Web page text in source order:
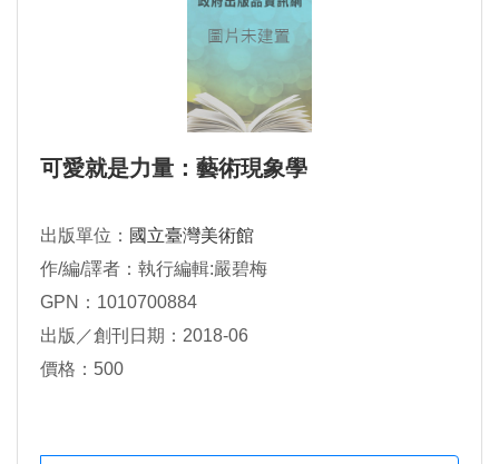
可愛就是力量：藝術現象學
出版單位： 國立臺灣美術館
作/編/譯者：執行編輯:嚴碧梅
GPN：1010700884
出版／創刊日期：2018-06
價格：500